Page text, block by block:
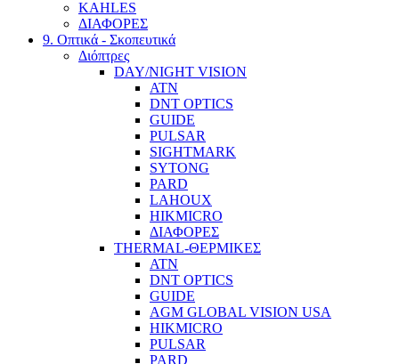
KAHLES
ΔΙΑΦΟΡΕΣ
9. Οπτικά - Σκοπευτικά
Διόπτρες
DAY/NIGHT VISION
ATN
DNT OPTICS
GUIDE
PULSAR
SIGHTMARK
SYTONG
PARD
LAHOUX
HIKMICRO
ΔΙΑΦΟΡΕΣ
THERMAL-ΘΕΡΜΙΚΕΣ
ATN
DNT OPTICS
GUIDE
AGM GLOBAL VISION USA
HIKMICRO
PULSAR
PARD